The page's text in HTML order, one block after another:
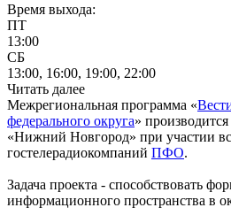
Время выхода:
ПТ
13:00
СБ
13:00, 16:00, 19:00, 22:00
Читать далее
Межрегиональная программа «
федерального округа»
«Нижний Новгород» при участии
гостелерадиокомпаний ПФО.
Задача проекта - способствовать
информационного пространства в